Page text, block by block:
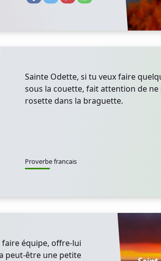
Sainte Odette, si tu veux faire
sous la couette, fait attention de ne
rosette dans la braguette.
Proverbe francais
faire équipe, offre-lui
peut-être une petite